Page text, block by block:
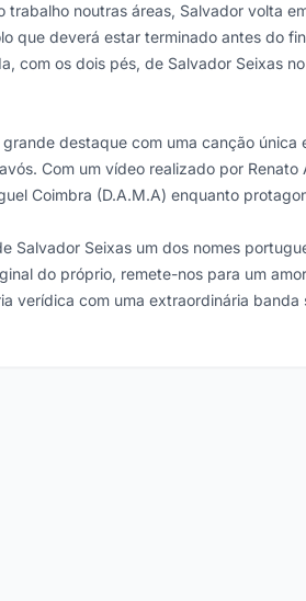
noutras áreas, Salvador volta
que deverá estar terminado antes do
com os dois pés, de Salvador Seixas
destaque com uma canção única
Com um vídeo realizado por Renato
Coimbra (D.A.M.A) enquanto
Salvador Seixas um dos nomes
do próprio, remete-nos para um
verídica com uma extraordinária banda